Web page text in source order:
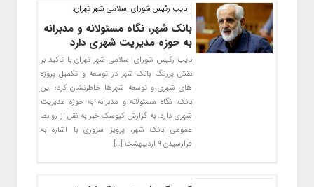
نایب رئیس شورای اسلامی شهر تهران:
بانک شهر، نگاه مسئولانه و مدبرانه
به حوزه مدیریت شهری دارد
نایب رئیس شورای اسلامی شهر تهران با تاکید بر
نقش پررنگ بانک شهر در توسعه و تکمیل پروژه
های شهری و توسعه شهرها خاطرنشان کرد: این
بانک، نگاه مسئولانه و مدبرانه به حوزه مدیریت
شهری دارد. به گزارش کیوسک خبر به نقل از روابط
عمومی بانک شهر، پرویز سروری با اشاره به
فرارسیدن ۹ اردیبهشت […]